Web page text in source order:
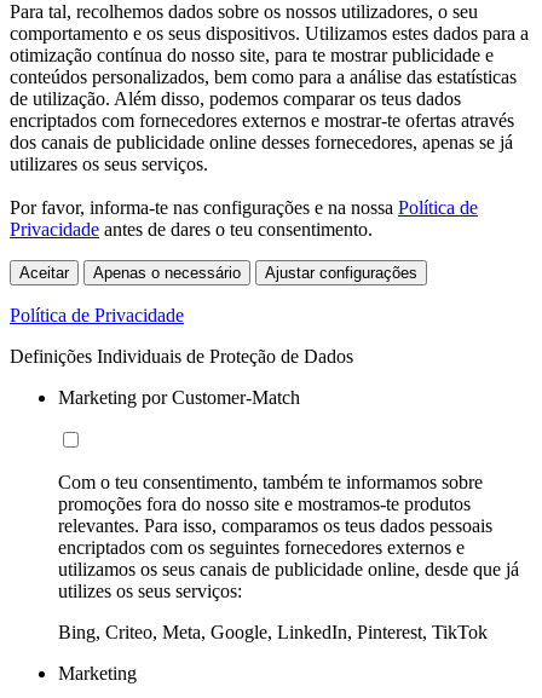
Para tal, recolhemos dados sobre os nossos utilizadores, o seu
comportamento e os seus dispositivos. Utilizamos estes dados para a
otimização contínua do nosso site, para te mostrar publicidade e
conteúdos personalizados, bem como para a análise das estatísticas
de utilização. Além disso, podemos comparar os teus dados
encriptados com fornecedores externos e mostrar-te ofertas através
dos canais de publicidade online desses fornecedores, apenas se já
utilizares os seus serviços.
Por favor, informa-te nas configurações e na nossa Política de
Privacidade antes de dares o teu consentimento.
Aceitar Apenas o necessário Ajustar configurações
Política de Privacidade
Definições Individuais de Proteção de Dados
Marketing por Customer-Match
Com o teu consentimento, também te informamos sobre
promoções fora do nosso site e mostramos-te produtos
relevantes. Para isso, comparamos os teus dados pessoais
encriptados com os seguintes fornecedores externos e
utilizamos os seus canais de publicidade online, desde que já
utilizes os seus serviços:
Bing, Criteo, Meta, Google, LinkedIn, Pinterest, TikTok
Marketing